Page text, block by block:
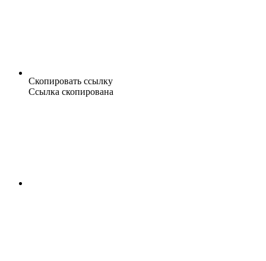
Скопировать ссылку
Ссылка скопирована